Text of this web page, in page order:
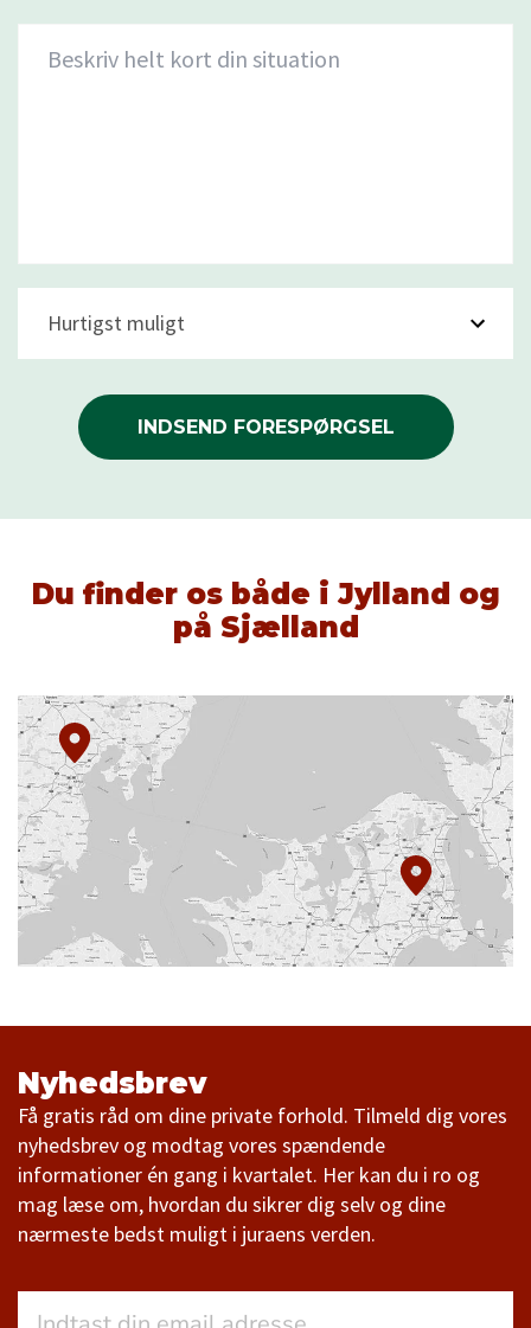
Beskriv helt kort din situation
Hurtigst muligt
INDSEND FORESPØRGSEL
Du finder os både i Jylland og
på Sjælland
Nyhedsbrev
Få gratis råd om dine private forhold. Tilmeld dig vores
nyhedsbrev og modtag vores spændende
informationer én gang i kvartalet. Her kan du i ro og
mag læse om, hvordan du sikrer dig selv og dine
nærmeste bedst muligt i juraens verden.